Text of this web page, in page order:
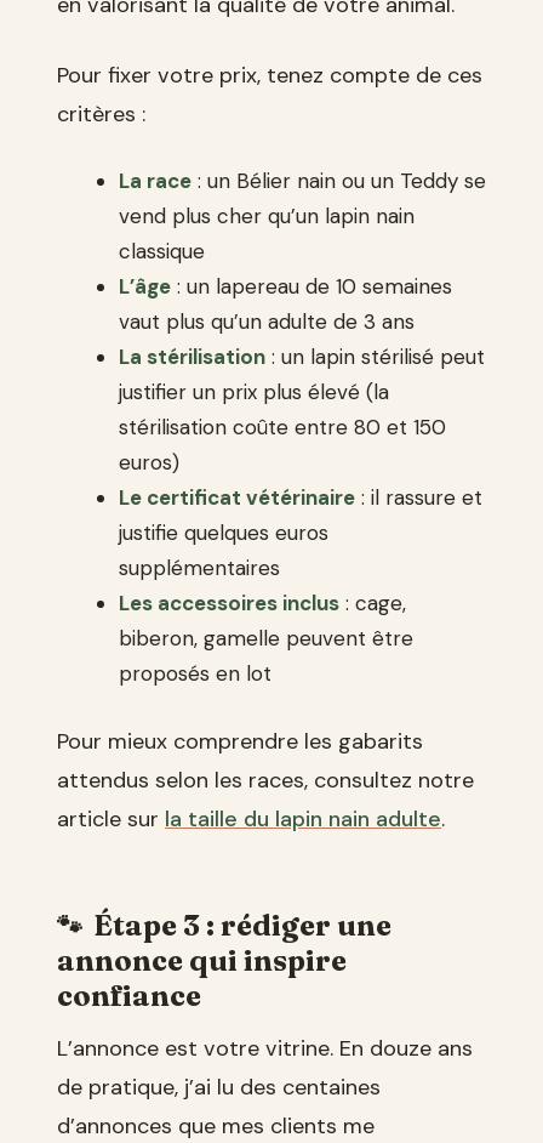
Pour fixer votre prix, tenez compte de ces
critères :
La race : un Bélier nain ou un Teddy se
vend plus cher qu’un lapin nain
classique
L’âge : un lapereau de 10 semaines
vaut plus qu’un adulte de 3 ans
La stérilisation : un lapin stérilisé peut
justifier un prix plus élevé (la
stérilisation coûte entre 80 et 150
euros)
Le certificat vétérinaire : il rassure et
justifie quelques euros
supplémentaires
Les accessoires inclus : cage,
biberon, gamelle peuvent être
proposés en lot
Pour mieux comprendre les gabarits
attendus selon les races, consultez notre
article sur la taille du lapin nain adulte.
Étape 3 : rédiger une
annonce qui inspire
confiance
L’annonce est votre vitrine. En douze ans
de pratique, j’ai lu des centaines
d’annonces que mes clients me